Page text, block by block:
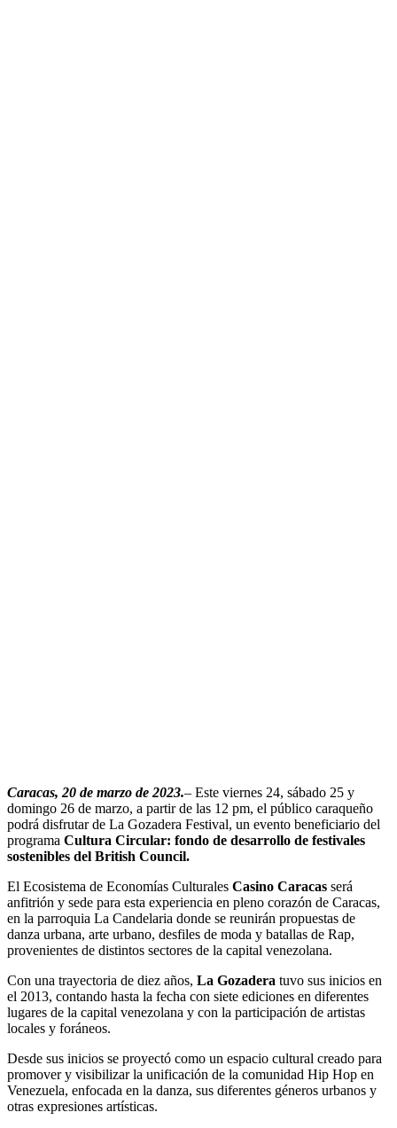
Caracas, 20 de marzo de 2023.– Este viernes 24, sábado 25 y
domingo 26 de marzo, a partir de las 12 pm, el público caraqueño
podrá disfrutar de La Gozadera Festival, un evento beneficiario del
programa Cultura Circular: fondo de desarrollo de festivales
sostenibles del British Council.
El Ecosistema de Economías Culturales Casino Caracas será
anfitrión y sede para esta experiencia en pleno corazón de Caracas,
en la parroquia La Candelaria donde se reunirán propuestas de
danza urbana, arte urbano, desfiles de moda y batallas de Rap,
provenientes de distintos sectores de la capital venezolana.
Con una trayectoria de diez años, La Gozadera tuvo sus inicios en
el 2013, contando hasta la fecha con siete ediciones en diferentes
lugares de la capital venezolana y con la participación de artistas
locales y foráneos.
Desde sus inicios se proyectó como un espacio cultural creado para
promover y visibilizar la unificación de la comunidad Hip Hop en
Venezuela, enfocada en la danza, sus diferentes géneros urbanos y
otras expresiones artísticas.